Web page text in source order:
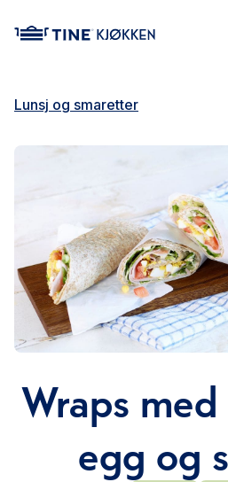
Lunsj og smaretter
Wraps
egg og